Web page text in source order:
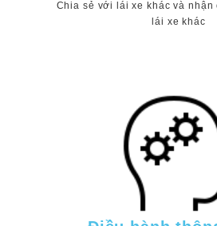
Chia sẻ với lái xe khác và nhận
lái xe khác